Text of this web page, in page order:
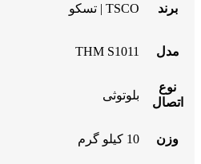
برند TSCO | تسکو
مدل THM S1011
نوع
اتصال
بلوتوثی
وزن 10 کیلو گرم